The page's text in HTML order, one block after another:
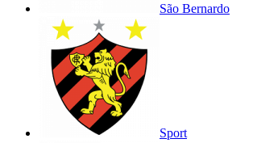
São Bernardo
Sport